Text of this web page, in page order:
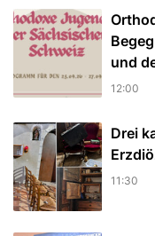
und
12:00
Drei
11:30